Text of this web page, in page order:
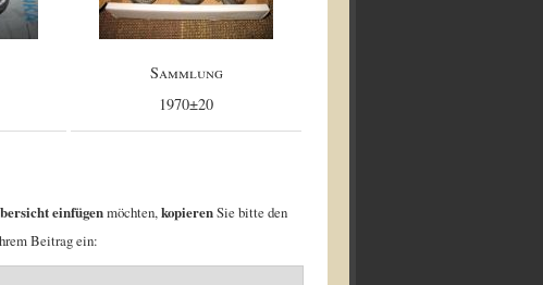
Sammlung
1970±20
einfügenmöchten,kopierenSie bitte den
Beitrag ein: